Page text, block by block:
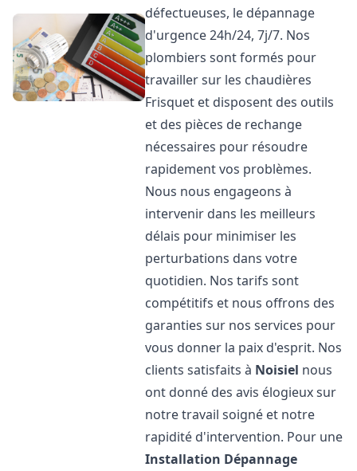
défectueuses, le dépannage
d'urgence 24h/24, 7j/7. Nos
plombiers sont formés pour
travailler sur les chaudières
Frisquet et disposent des outils
et des pièces de rechange
nécessaires pour résoudre
rapidement vos problèmes.
Nous nous engageons à
intervenir dans les meilleurs
délais pour minimiser les
perturbations dans votre
quotidien. Nos tarifs sont
compétitifs et nous offrons des
garanties sur nos services pour
vous donner la paix d'esprit. Nos
clients satisfaits à Noisiel nous
ont donné des avis élogieux sur
notre travail soigné et notre
rapidité d'intervention. Pour une
Installation Dépannage